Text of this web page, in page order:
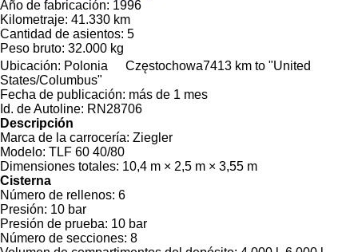
Año de fabricación: 1996
Kilometraje: 41.330 km
Cantidad de asientos: 5
Peso bruto: 32.000 kg
Ubicación: Polonia Częstochowa7413 km to "United
States/Columbus"
Fecha de publicación: más de 1 mes
Id. de Autoline: RN28706
Descripción
Marca de la carrocería: Ziegler
Modelo: TLF 60 40/80
Dimensiones totales: 10,4 m × 2,5 m × 3,55 m
Cisterna
Número de rellenos: 6
Presión: 10 bar
Presión de prueba: 10 bar
Número de secciones: 8